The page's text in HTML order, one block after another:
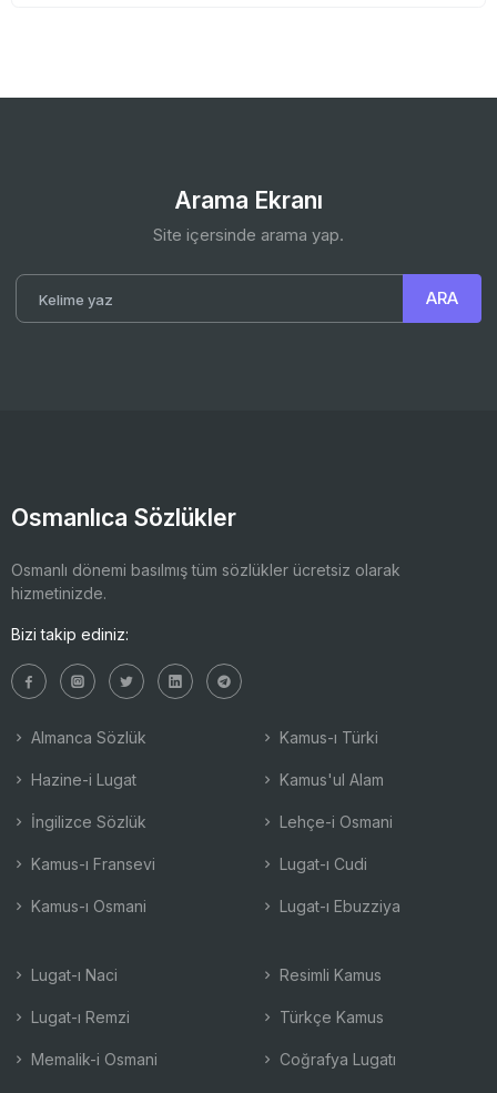
Arama Ekranı
Site içersinde arama yap.
Osmanlıca Sözlükler
Osmanlı dönemi basılmış tüm sözlükler ücretsiz olarak
hizmetinizde.
Bizi takip ediniz:
Almanca Sözlük
Hazine-i Lugat
İngilizce Sözlük
Kamus-ı Fransevi
Kamus-ı Osmani
Kamus-ı Türki
Kamus'ul Alam
Lehçe-i Osmani
Lugat-ı Cudi
Lugat-ı Ebuzziya
Lugat-ı Naci
Lugat-ı Remzi
Memalik-i Osmani
Resimli Kamus
Türkçe Kamus
Coğrafya Lugatı